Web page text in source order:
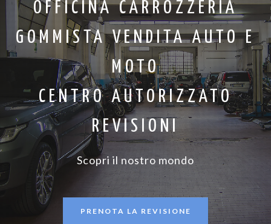
OFFICINA CARROZZERIA
GOMMISTA VENDITA AUTO E
MOTO
CENTRO AUTORIZZATO
REVISIONI
Scopri il nostro mondo
PRENOTA LA REVISIONE